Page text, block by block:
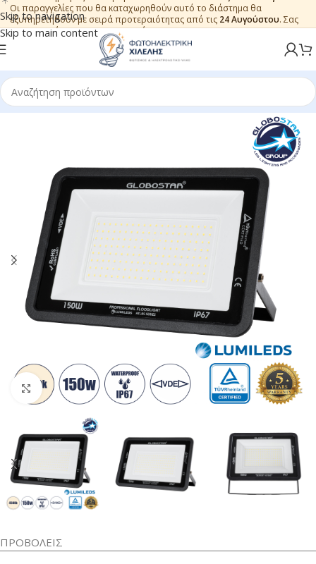
Skip to navigation
Skip to main content
Οι παραγγελίες που θα καταχωρηθούν αυτό το διάστημα θα
εξυπηρετηθούν με σειρά προτεραιότητας από τις 24 Αυγούστου. Σας
ευχαριστούμε για την εμπιστοσύνη.
Κλικ για μεγέθυνση
ΠΡΟΒΟΛΕΙΣ